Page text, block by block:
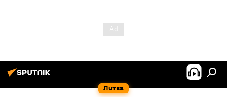
Литва